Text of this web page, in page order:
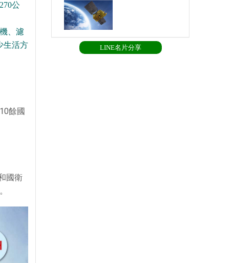
公
、濾
生活方
餘國
國衛
LINE名片分享